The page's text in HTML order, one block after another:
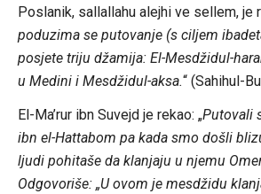
Poslanik, sallallahu alejhi ve sellem, je
poduzima se putovanje (s ciljem
posjete triju džamija: El-Mesdžidul-
u Medini i Mesdžidul-aksa.“ (Sahihul-
El-Ma’rur ibn Suvejd je rekao: „Putovali
ibn el-Hattabom pa kada smo došli
ljudi pohitaše da klanjaju u njemu
Odgovoriše: „U ovom je mesdžidu